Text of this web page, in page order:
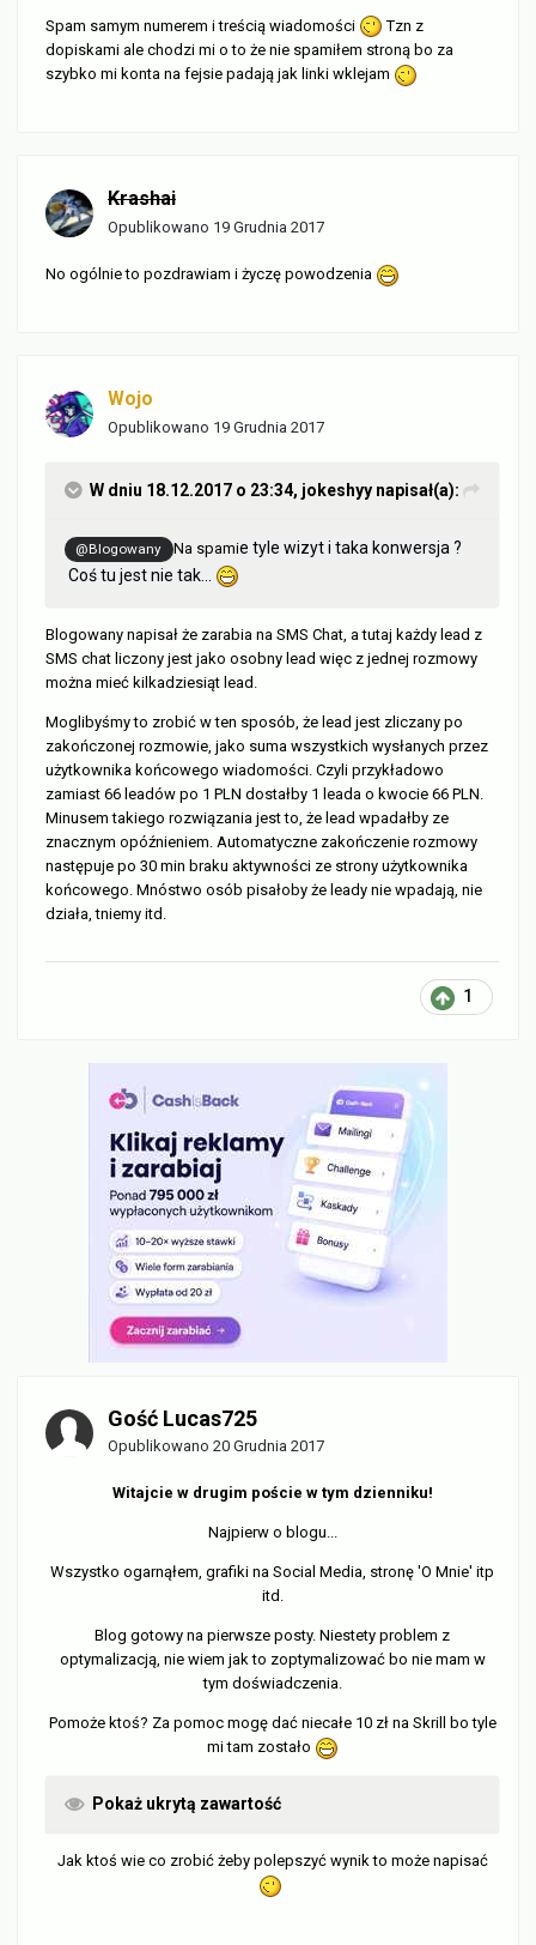
Spam samym numerem i treścią wiadomości
Tzn z
dopiskami ale chodzi mi o to że nie spamiłem stroną bo za
szybko mi konta na fejsie padają jak linki wklejam
Krashai
Opublikowano 19 Grudnia 2017
No ogólnie to pozdrawiam i życzę powodzenia
Wojo
Opublikowano 19 Grudnia 2017
W dniu 18.12.2017 o 23:34, jokeshyy napisał(a):
@Blogowany Na spamie tyle wizyt i taka konwersja ?
Coś tu jest nie tak...
Blogowany napisał że zarabia na SMS Chat, a tutaj każdy lead z
SMS chat liczony jest jako osobny lead więc z jednej rozmowy
można mieć kilkadziesiąt lead.
Moglibyśmy to zrobić w ten sposób, że lead jest zliczany po
zakończonej rozmowie, jako suma wszystkich wysłanych przez
użytkownika końcowego wiadomości. Czyli przykładowo
zamiast 66 leadów po 1 PLN dostałby 1 leada o kwocie 66 PLN.
Minusem takiego rozwiązania jest to, że lead wpadałby ze
znacznym opóźnieniem. Automatyczne zakończenie rozmowy
następuje po 30 min braku aktywności ze strony użytkownika
końcowego. Mnóstwo osób pisałoby że leady nie wpadają, nie
działa, tniemy itd.
1
Gość Lucas725
Opublikowano 20 Grudnia 2017
Witajcie w drugim poście w tym dzienniku!
Najpierw o blogu...
Wszystko ogarnąłem, grafiki na Social Media, stronę 'O Mnie' itp
itd.
Blog gotowy na pierwsze posty. Niestety problem z
optymalizacją, nie wiem jak to zoptymalizować bo nie mam w
tym doświadczenia.
Pomoże ktoś? Za pomoc mogę dać niecałe 10 zł na Skrill bo tyle
mi tam zostało
Pokaż ukrytą zawartość
Jak ktoś wie co zrobić żeby polepszyć wynik to może napisać